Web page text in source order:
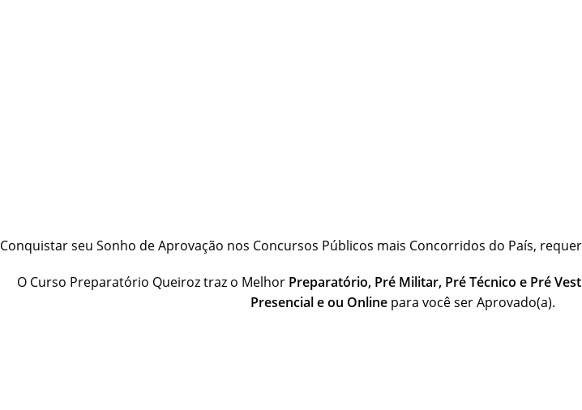
Conquistar seu Sonho de Aprovação nos Concursos Públicos mais Concorridos do País,
O Curso Preparatório Queiroz traz o Melhor Preparatório, Pré Militar, Pré Técnico e Pré
Presencial e ou Online para você ser Aprovado(a).